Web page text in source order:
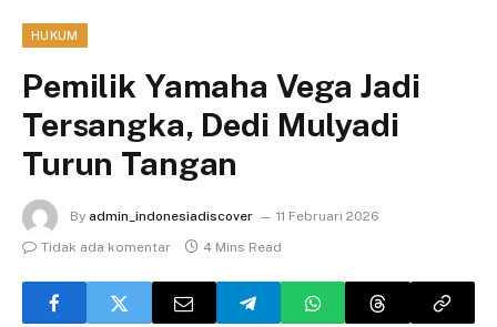
HUKUM
Pemilik Yamaha Vega Jadi
Tersangka, Dedi Mulyadi
Turun Tangan
By admin_indonesiadiscover
11 Februari 2026
Tidak ada komentar
4 Mins Read